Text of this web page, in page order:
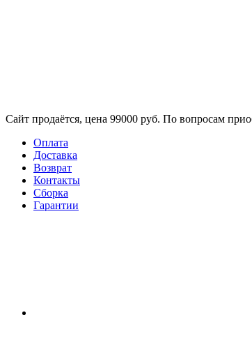
Сайт продаётся, цена 99000 руб. По вопросам
Оплата
Доставка
Возврат
Контакты
Сборка​
Гарантии